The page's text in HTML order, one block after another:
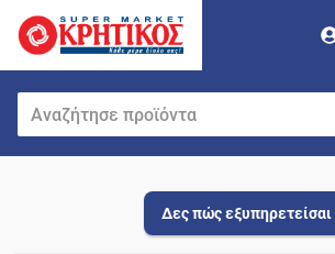
Δες πώς εξυπηρετείσαι